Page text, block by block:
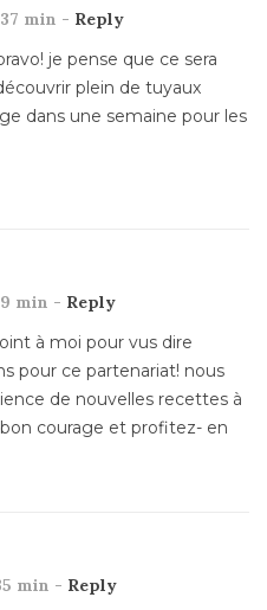
min - Reply
je pense que ce sera
plein de tuyaux
dans une semaine pour les
min - Reply
à moi pour vus dire
pour ce partenariat! nous
de nouvelles recettes à
courage et profitez- en
min - Reply